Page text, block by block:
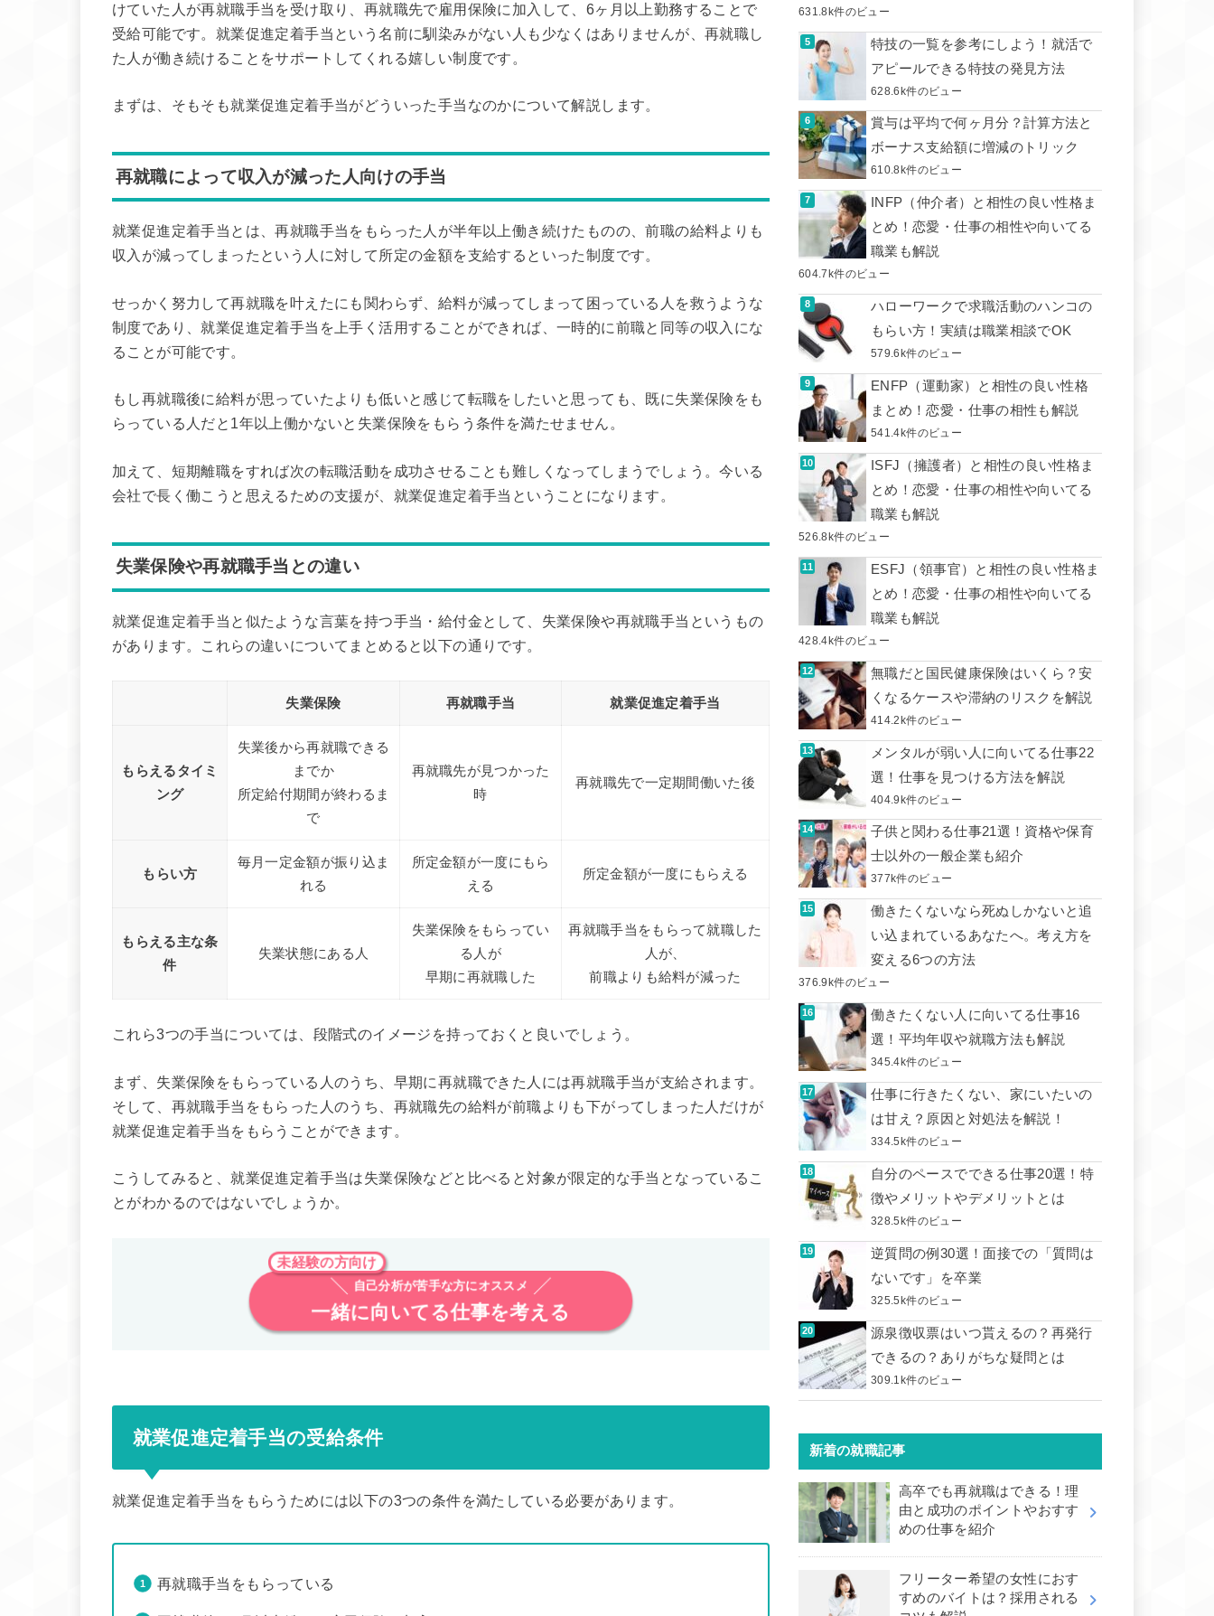
けていた人が再就職手当を受け取り、再就職先で雇用保険に加入して、6ヶ月以上勤務することで
受給可能です。就業促進定着手当という名前に馴染みがない人も少なくはありませんが、再就職し
た人が働き続けることをサポートしてくれる嬉しい制度です。
まずは、そもそも就業促進定着手当がどういった手当なのかについて解説します。
再就職によって収入が減った人向けの手当
就業促進定着手当とは、再就職手当をもらった人が半年以上働き続けたものの、前職の給料よりも
収入が減ってしまったという人に対して所定の金額を支給するといった制度です。
せっかく努力して再就職を叶えたにも関わらず、給料が減ってしまって困っている人を救うような
制度であり、就業促進定着手当を上手く活用することができれば、一時的に前職と同等の収入にな
ることが可能です。
もし再就職後に給料が思っていたよりも低いと感じて転職をしたいと思っても、既に失業保険をも
らっている人だと1年以上働かないと失業保険をもらう条件を満たせません。
加えて、短期離職をすれば次の転職活動を成功させることも難しくなってしまうでしょう。今いる
会社で長く働こうと思えるための支援が、就業促進定着手当ということになります。
失業保険や再就職手当との違い
就業促進定着手当と似たような言葉を持つ手当・給付金として、失業保険や再就職手当というもの
があります。これらの違いについてまとめると以下の通りです。
失業保険 再就職手当 就業促進定着手当
もらえるタイミ
ング
失業後から再就職できる
までか
所定給付期間が終わるま
で
再就職先が見つかった
時
再就職先で一定期間働いた後
もらい方
毎月一定金額が振り込ま
れる
所定金額が一度にもら
える
所定金額が一度にもらえる
もらえる主な条
件
失業状態にある人
失業保険をもらってい
る人が
早期に再就職した
再就職手当をもらって就職した
人が、
前職よりも給料が減った
これら3つの手当については、段階式のイメージを持っておくと良いでしょう。
まず、失業保険をもらっている人のうち、早期に再就職できた人には再就職手当が支給されます。
そして、再就職手当をもらった人のうち、再就職先の給料が前職よりも下がってしまった人だけが
就業促進定着手当をもらうことができます。
こうしてみると、就業促進定着手当は失業保険などと比べると対象が限定的な手当となっているこ
とがわかるのではないでしょうか。
未経験の方向け
自己分析が苦手な方にオススメ
一緒に向いてる仕事を考える
就業促進定着手当の受給条件
就業促進定着手当をもらうためには以下の3つの条件を満たしている必要があります。
再就職手当をもらっている
631.8k件のビュー
特技の一覧を参考にしよう！就活で
アピールできる特技の発見方法
628.6k件のビュー
賞与は平均で何ヶ月分？計算方法と
ボーナス支給額に増減のトリック
610.8k件のビュー
INFP（仲介者）と相性の良い性格ま
とめ！恋愛・仕事の相性や向いてる
職業も解説
604.7k件のビュー
ハローワークで求職活動のハンコの
もらい方！実績は職業相談でOK
579.6k件のビュー
ENFP（運動家）と相性の良い性格
まとめ！恋愛・仕事の相性も解説
541.4k件のビュー
ISFJ（擁護者）と相性の良い性格ま
とめ！恋愛・仕事の相性や向いてる
職業も解説
526.8k件のビュー
ESFJ（領事官）と相性の良い性格ま
とめ！恋愛・仕事の相性や向いてる
職業も解説
428.4k件のビュー
無職だと国民健康保険はいくら？安
くなるケースや滞納のリスクを解説
414.2k件のビュー
メンタルが弱い人に向いてる仕事22
選！仕事を見つける方法を解説
404.9k件のビュー
子供と関わる仕事21選！資格や保育
士以外の一般企業も紹介
377k件のビュー
働きたくないなら死ぬしかないと追
い込まれているあなたへ。考え方を
変える6つの方法
376.9k件のビュー
働きたくない人に向いてる仕事16
選！平均年収や就職方法も解説
345.4k件のビュー
仕事に行きたくない、家にいたいの
は甘え？原因と対処法を解説！
334.5k件のビュー
自分のペースでできる仕事20選！特
徴やメリットやデメリットとは
328.5k件のビュー
逆質問の例30選！面接での「質問は
ないです」を卒業
325.5k件のビュー
源泉徴収票はいつ貰えるの？再発行
できるの？ありがちな疑問とは
309.1k件のビュー
新着の就職記事
高卒でも再就職はできる！理
由と成功のポイントやおすす
めの仕事を紹介
フリーター希望の女性におす
すめのバイトは？採用される